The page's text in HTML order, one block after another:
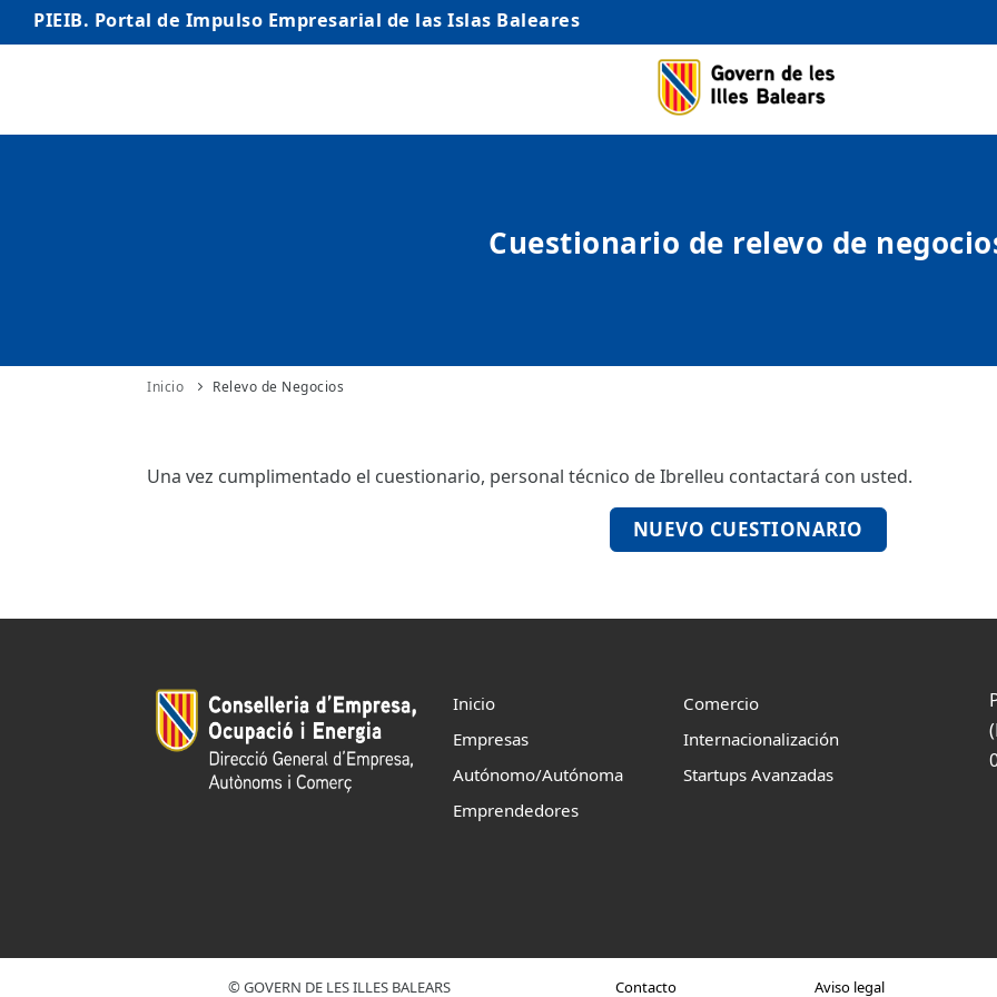
PIEIB. Portal de Impulso Empresarial de las Islas Baleares
INICIO
INTERNACIONALIZACIÓN
Cuestionario de relevo de
Inicio Relevo de Negocios
Una vez cumplimentado el cuestionario, personal técnico de Ibrelleu contactará con usted.
NUEVO CUESTIONARIO
Inicio
Empresas
Autónomo/Autónoma
Emprendedores
Comercio
Internacionalización
Startups Avanzadas
© GOVERN DE LES ILLES BALEARS Contacto Aviso legal